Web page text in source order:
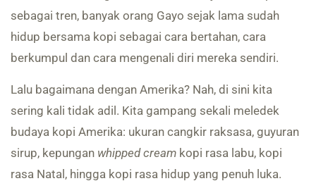
sebagai tren, banyak orang Gayo sejak lama sudah
hidup bersama kopi sebagai cara bertahan, cara
berkumpul dan cara mengenali diri mereka sendiri.
Lalu bagaimana dengan Amerika? Nah, di sini kita
sering kali tidak adil. Kita gampang sekali meledek
budaya kopi Amerika: ukuran cangkir raksasa, guyuran
sirup, kepungan whipped cream kopi rasa labu, kopi
rasa Natal, hingga kopi rasa hidup yang penuh luka.